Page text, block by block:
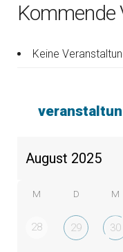
Kommende
Keine
M D M
28 29 30